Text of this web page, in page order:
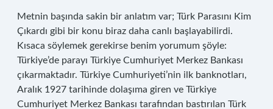
Metnin başında sakin bir anlatım var; Türk Parasını Kim
Çıkardı gibi bir konu biraz daha canlı başlayabilirdi.
Kısaca söylemek gerekirse benim yorumum şöyle:
Türkiye’de parayı Türkiye Cumhuriyet Merkez Bankası
çıkarmaktadır. Türkiye Cumhuriyeti’nin ilk banknotları,
Aralık 1927 tarihinde dolaşıma giren ve Türkiye
Cumhuriyet Merkez Bankası tarafından bastırılan Türk